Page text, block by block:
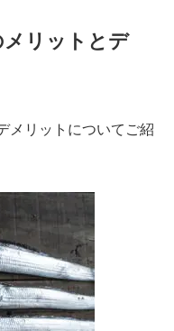
リットとデ
メリットについてご紹